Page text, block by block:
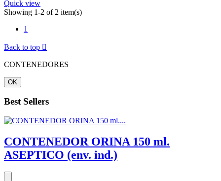
Quick view
Showing 1-2 of 2 item(s)
1
Back to top 
CONTENEDORES
OK
Best Sellers
CONTENEDOR ORINA 150 ml.
ASEPTICO (env. ind.)